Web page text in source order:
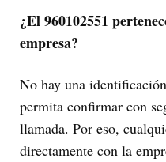
¿El 960102551
empresa?
No hay una
permita confirmar con
llamada. Por eso,
directamente con la